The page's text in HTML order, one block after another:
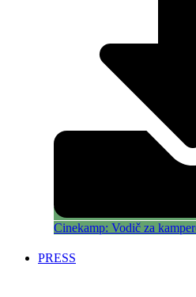
Cinekamp: Vodič za
PRESS